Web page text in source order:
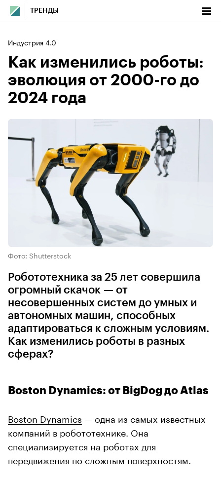
ТРЕНДЫ
Индустрия 4.0
Как изменились роботы:
эволюция от 2000-го до
2024 года
Фото: Shutterstock
Робототехника за 25 лет совершила
огромный скачок — от
несовершенных систем до умных и
автономных машин, способных
адаптироваться к сложным условиям.
Как изменились роботы в разных
сферах?
Boston Dynamics: от BigDog до Atlas
Boston Dynamics — одна из самых известных
компаний в робототехнике. Она
специализируется на роботах для
передвижения по сложным поверхностям.